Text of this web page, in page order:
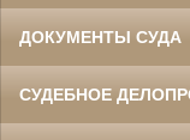
ДОКУМЕНТЫ СУДА
СУДЕБНОЕ